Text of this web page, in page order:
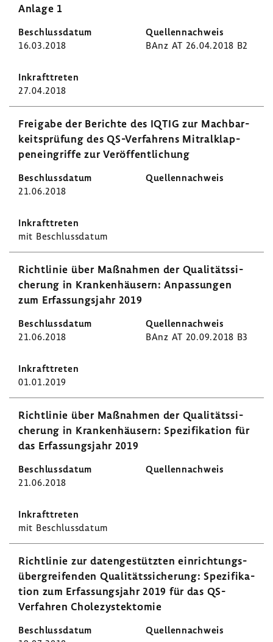
Anlage 1
16.03.2018 BAnz AT 26.04.2018 B2
27.04.2018
Frei­gabe der Berichte des IQTIG zur Mach­bar­
keits­prü­fung des QS-​Verfahrens Mitral­klap­
pen­ein­griffe zur Veröf­fent­li­chung
21.06.2018
mit Beschluss­datum
Richt­linie über Maßnahmen der Quali­täts­si­
che­rung in Kran­ken­häu­sern: Anpas­sungen
zum Erfas­sungs­jahr 2019
21.06.2018 BAnz AT 20.09.2018 B3
01.01.2019
Richt­linie über Maßnahmen der Quali­täts­si­
che­rung in Kran­ken­häu­sern: Spezi­fi­ka­tion für
das Erfas­sungs­jahr 2019
21.06.2018
mit Beschluss­datum
Richt­linie zur daten­ge­stützten einrich­tungs­
über­grei­fenden Quali­täts­si­che­rung: Spezi­fi­ka­
tion zum Erfas­sungs­jahr 2019 für das QS-​
Verfahren Chole­zys­tek­tomie